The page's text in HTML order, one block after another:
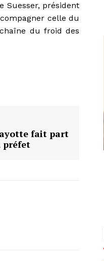
Suesser, président
celle du
du froid des
fait part
préfet